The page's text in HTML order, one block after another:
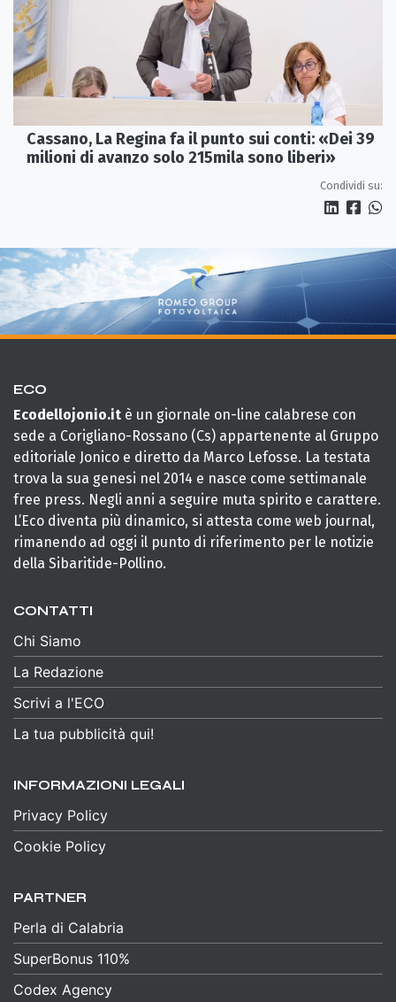
Cassano, La Regina fa il punto sui conti: «Dei 39
milioni di avanzo solo 215mila sono liberi»
Condividi su:
ECO
Ecodellojonio.it è un giornale on-line calabrese con
sede a Corigliano-Rossano (Cs) appartenente al Gruppo
editoriale Jonico e diretto da Marco Lefosse. La testata
trova la sua genesi nel 2014 e nasce come settimanale
free press. Negli anni a seguire muta spirito e carattere.
L’Eco diventa più dinamico, si attesta come web journal,
rimanendo ad oggi il punto di riferimento per le notizie
della Sibaritide-Pollino.
CONTATTI
Chi Siamo
La Redazione
Scrivi a l'ECO
La tua pubblicità qui!
INFORMAZIONI LEGALI
Privacy Policy
Cookie Policy
PARTNER
Perla di Calabria
SuperBonus 110%
Codex Agency